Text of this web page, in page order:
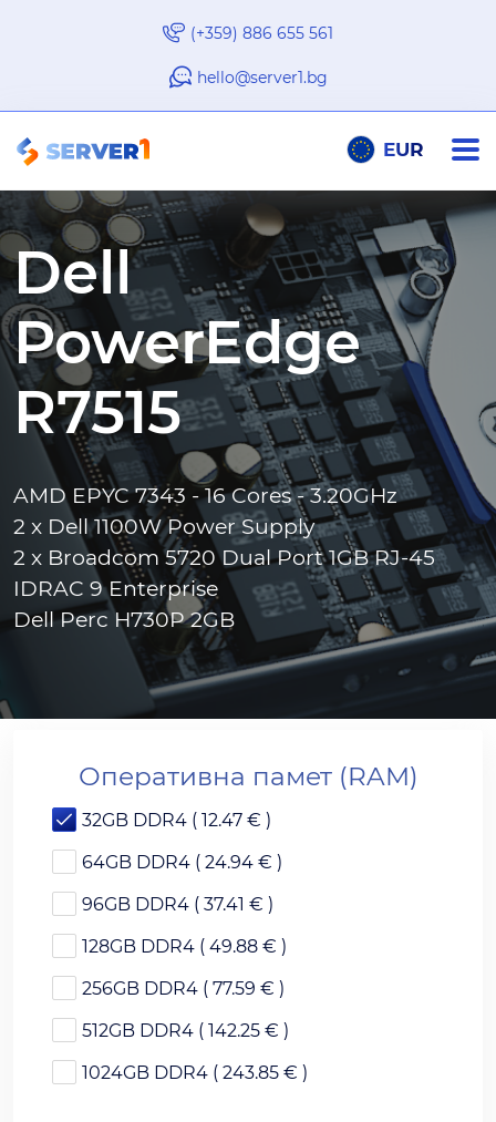
(+359) 886 655 561
hello@server1.bg
EUR
Dell
PowerEdge
R7515
AMD EPYC 7343 - 16 Cores - 3.20GHz
2 x Dell 1100W Power Supply
2 x Broadcom 5720 Dual Port 1GB RJ-45
IDRAC 9 Enterprise
Dell Perc H730P 2GB
Оперативна памет (RAM)
32GB DDR4 ( 12.47 € )
64GB DDR4 ( 24.94 € )
96GB DDR4 ( 37.41 € )
128GB DDR4 ( 49.88 € )
256GB DDR4 ( 77.59 € )
512GB DDR4 ( 142.25 € )
1024GB DDR4 ( 243.85 € )